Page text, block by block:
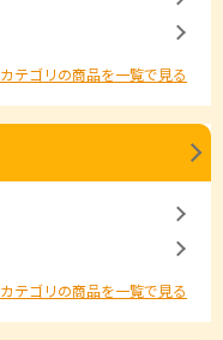
カテゴリの商品を一覧で見る
カテゴリの商品を一覧で見る